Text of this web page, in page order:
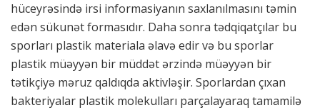
hüceyrəsində irsi informasiyanın saxlanılmasını təmin
edən sükunət formasıdır. Daha sonra tədqiqatçılar bu
sporları plastik materiala əlavə edir və bu sporlar
plastik müəyyən bir müddət ərzində müəyyən bir
tətikçiyə məruz qaldıqda aktivləşir. Sporlardan çıxan
bakteriyalar plastik molekulları parçalayaraq tamamilə